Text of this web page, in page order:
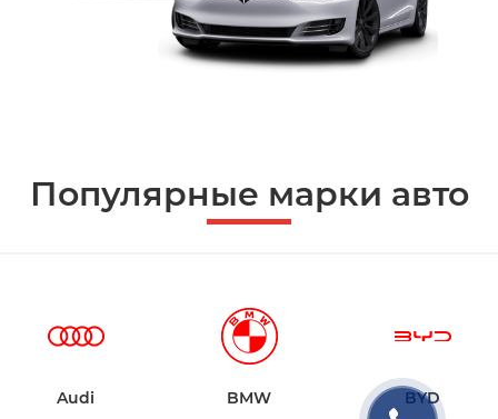
Популярные марки авто
Audi BMW BYD